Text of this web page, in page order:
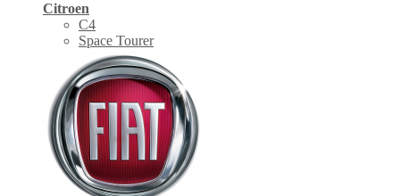
Citroen
C4
Space Tourer